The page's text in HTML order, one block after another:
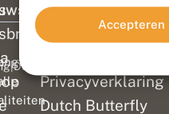
Accepteren
Colofon
Disclaimer
Privacyverklaring
Dutch Butterfly
|Duurzaam ontwikkeld door